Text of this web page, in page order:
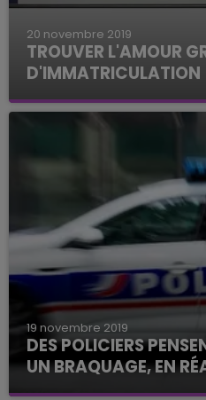
20 novembre 2019
TROUVER L'AMOUR
D'IMMATRICULATION
19 novembre 2019
DES POLICIERS
UN BRAQUAGE, EN
Fausse alerte pour des